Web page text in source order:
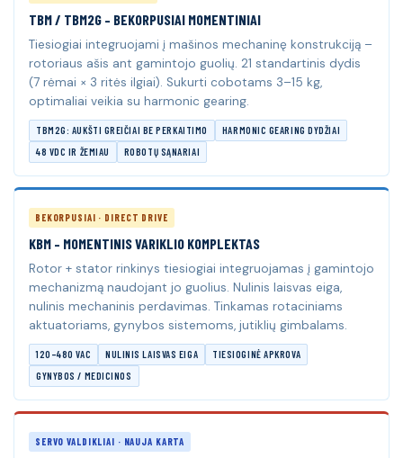
TBM / TBM2G – BEKORPUSIAI MOMENTINIAI
Tiesiogiai integruojami į mašinos mechaninę konstrukciją –
rotoriaus ašis ant gamintojo guolių. 21 standartinis dydis
(7 rėmai × 3 ritės ilgiai). Sukurti cobotams 3–15 kg,
optimaliai veikia su harmonic gearing.
TBM2G: AUKŠTI GREIČIAI BE PERKAITIMO
HARMONIC GEARING DYDŽIAI
48 VDC IR ŽEMIAU
ROBOTŲ SĄNARIAI
BEKORPUSIAI · DIRECT DRIVE
KBM – MOMENTINIS VARIKLIO KOMPLEKTAS
Rotor + stator rinkinys tiesiogiai integruojamas į gamintojo
mechanizmą naudojant jo guolius. Nulinis laisvas eiga,
nulinis mechaninis perdavimas. Tinkamas rotaciniams
aktuatoriams, gynybos sistemoms, jutiklių gimbalams.
120–480 VAC NULINIS LAISVAS EIGA
TIESIOGINĖ APKROVA
GYNYBOS / MEDICINOS
SERVO VALDIKLIAI · NAUJA KARTA